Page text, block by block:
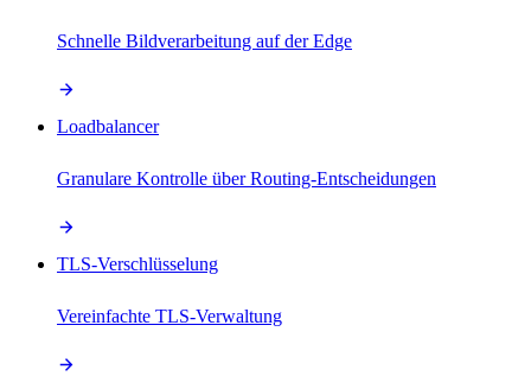
Schnelle Bildverarbeitung auf der Edge
Loadbalancer
Granulare Kontrolle über Routing-Entscheidungen
TLS-Verschlüsselung
Vereinfachte TLS-Verwaltung